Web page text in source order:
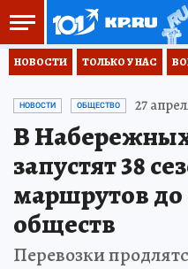
НОВОСТИ ТОЛЬКО У НАС
НОВОСТИ ОБЩЕСТВО 27
В
запустят 38
маршрутов
обществ
Перевозки